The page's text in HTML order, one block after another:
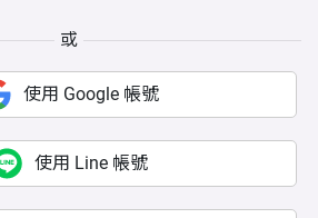
或
使用 Google 帳號
使用 Line 帳號